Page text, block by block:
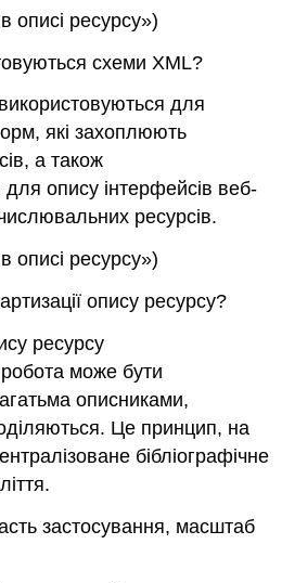
описі ресурсу»)
схеми XML?
для
які захоплюють
а також
опису інтерфейсів веб-
ресурсів.
описі ресурсу»)
опису ресурсу?
ресурсу
може бути
описниками,
Це принцип, на
бібліографічне
застосування, масштаб